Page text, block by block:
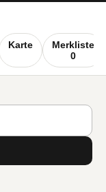
Karte
Merkliste
0